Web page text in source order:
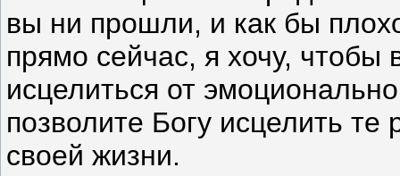
вы ни прошли, и как бы
прямо сейчас, я хочу,
исцелиться от
позволите Богу исцелить
своей жизни.